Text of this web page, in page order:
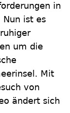
in
Nun ist es
um die
Mit
von
ändert sich